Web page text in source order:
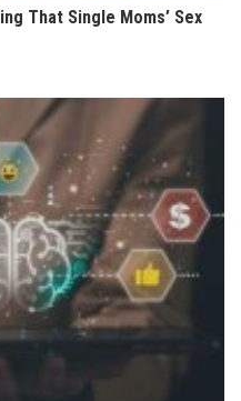
That Single Moms’ Sex